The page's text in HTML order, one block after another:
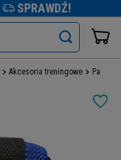
SPRAWDŹ!
Akcesoria treningowe Paski i